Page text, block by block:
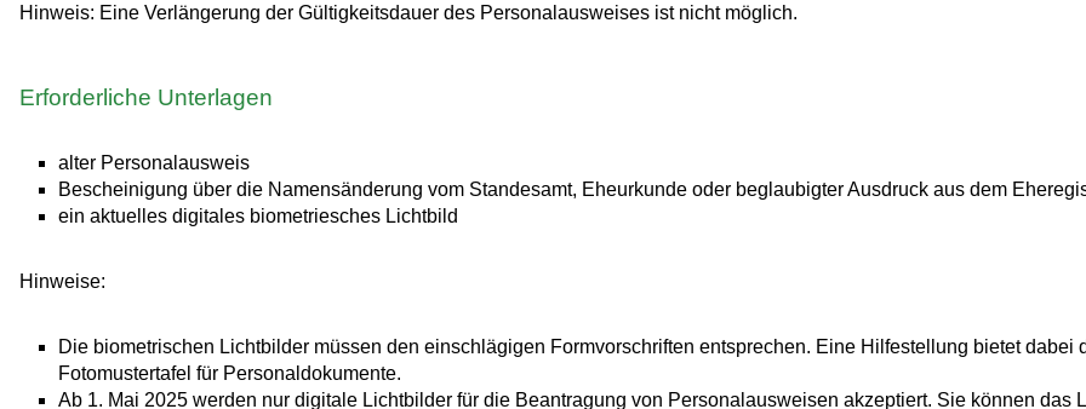
Hinweis: Eine Verlängerung der Gültigkeitsdauer des Personalausweises ist nicht möglich.
Erforderliche Unterlagen
alter Personalausweis
Bescheinigung über die Namensänderung vom Standesamt, Eheurkunde oder beglaubigter Ausdruck aus dem
ein aktuelles digitales biometriesches Lichtbild
Hinweise:
Die biometrischen Lichtbilder müssen den einschlägigen Formvorschriften entsprechen. Eine Hilfestellung bietet dabei
Fotomustertafel für Personaldokumente.
Ab 1. Mai 2025 werden nur digitale Lichtbilder für die Beantragung von Personalausweisen akzeptiert. Sie können das